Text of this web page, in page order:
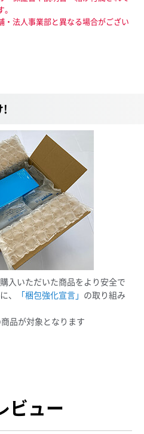
法人事業部と異なる場合がござい
!
入いただいた商品をより安全で
、
「梱包強化宣言」 の取り組み
品が対象となります
ビュー